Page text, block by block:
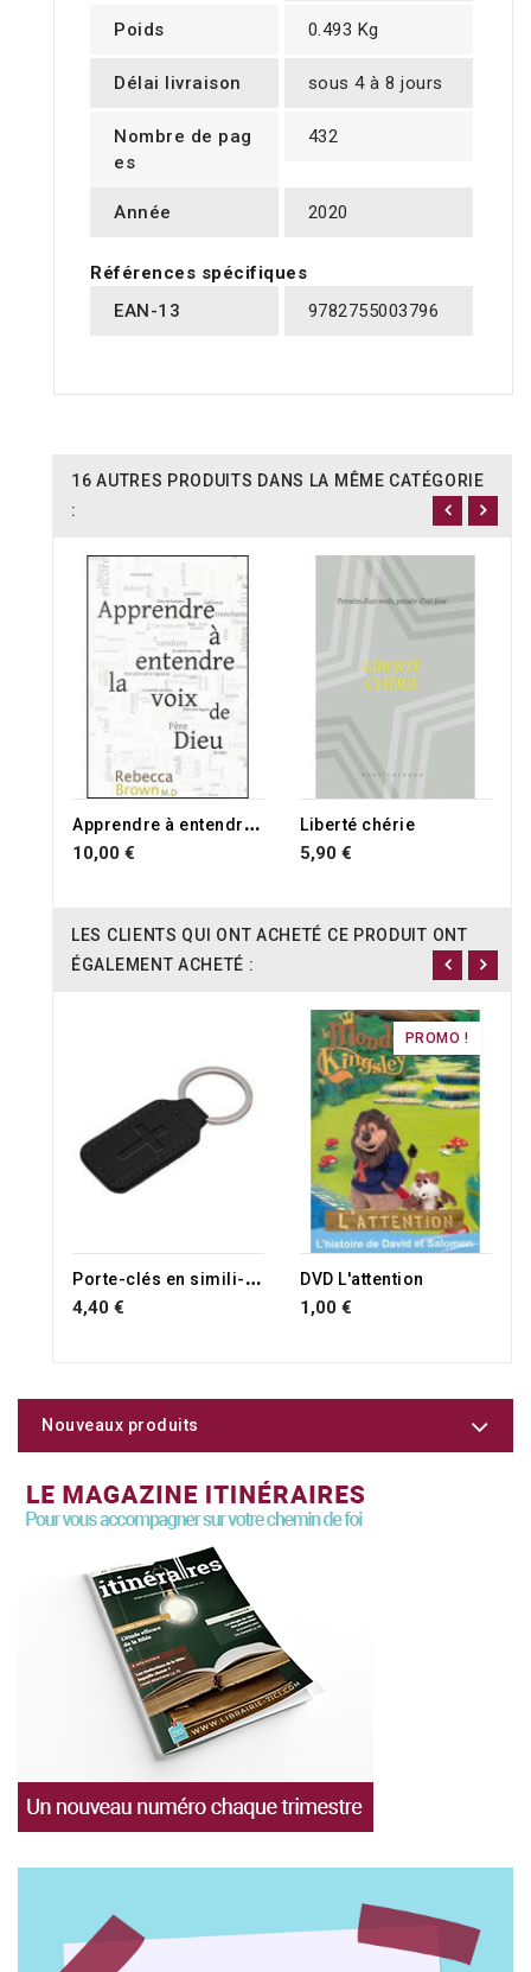
Poids 0.493 Kg
Délai livraison sous 4 à 8 jours
Nombre de pag
es
432
Année 2020
Références spécifiques
EAN-13
9782755003796
16 AUTRES PRODUITS DANS LA MÊME CATÉGORIE
:
A
pprendre à entendre la voix de Dieu
10,00 €
Liberté chérie
5,90 €
LES CLIENTS QUI ONT ACHETÉ CE PRODUIT ONT
ÉGALEMENT ACHETÉ :
P
orte-clés en simili-cuir Croix noir
4,40 €
PROMO !
DVD L'attention
1,00 €
Nouveaux produits